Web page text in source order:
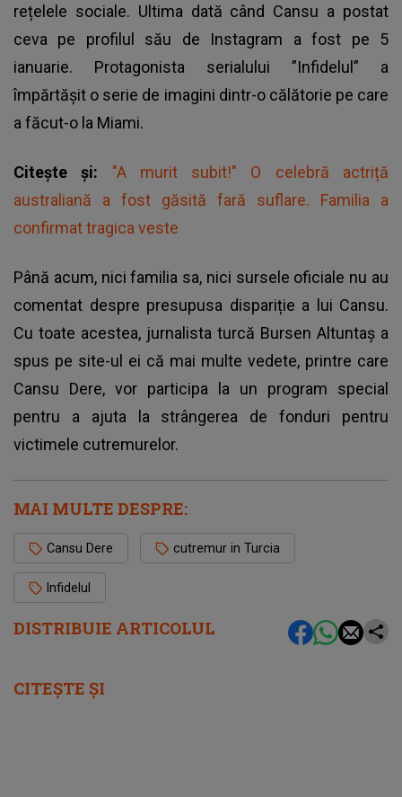
DISTRIBUIE ARTICOLUL
rețelele sociale. Ultima dată când Cansu a postat
ceva pe profilul său de Instagram a fost pe 5
ianuarie. Protagonista serialului ”Infidelul” a
împărtășit o serie de imagini dintr-o călătorie pe care
a făcut-o la Miami.
Citește și: "A murit subit!" O celebră actriță
australiană a fost găsită fară suflare. Familia a
confirmat tragica veste
Până acum, nici familia sa, nici sursele oficiale nu au
comentat despre presupusa dispariție a lui Cansu.
Cu toate acestea, jurnalista turcă Bursen Altuntaş a
spus pe site-ul ei că mai multe vedete, printre care
Cansu Dere, vor participa la un program special
pentru a ajuta la strângerea de fonduri pentru
victimele cutremurelor.
MAI MULTE DESPRE:
Cansu Dere cutremur in Turcia
Infidelul
CITEȘTE ȘI